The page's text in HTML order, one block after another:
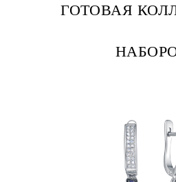
ГОТОВАЯ